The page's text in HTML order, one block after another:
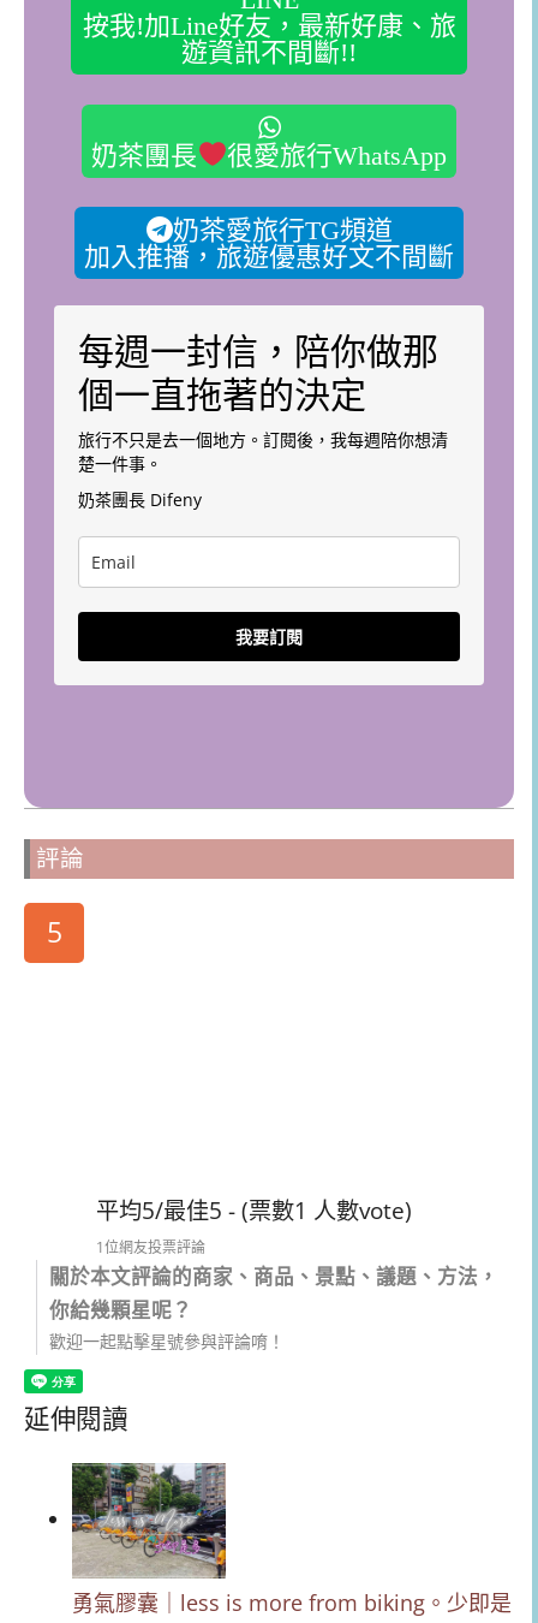
按我!加Line好友，最新好康、旅
遊資訊不間斷!!
奶茶團長 很愛旅行WhatsApp
奶茶愛旅行TG頻道
加入推播，旅遊優惠好文不間斷
每週一封信，陪你做那
個一直拖著的決定
旅行不只是去一個地方。訂閱後，我每週陪你想清
楚一件事。
奶茶團長 Difeny
我要訂閱
評論
5
平均5/最佳5 - (票數1 人數vote)
1位網友投票評論
關於本文評論的商家、商品、景點、議題、方法，
你給幾顆星呢？
歡迎一起點擊星號參與評論唷！
延伸閱讀
勇氣膠囊｜less is more from biking。少即是